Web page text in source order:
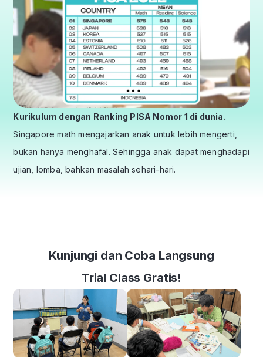
Kurikulum dengan Ranking PISA Nomor 1 di dunia.
Singapore math mengajarkan anak untuk lebih mengerti,
bukan hanya menghafal. Sehingga anak dapat menghadapi
ujian, lomba, bahkan masalah sehari-hari.
Kunjungi dan Coba Langsung
Trial Class Gratis!